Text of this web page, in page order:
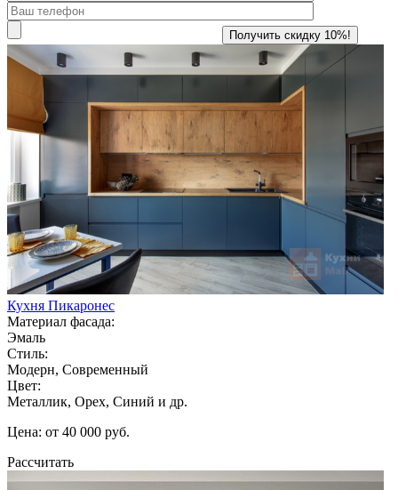
Кухня Пикаронес
Материал фасада:
Эмаль
Стиль:
Модерн, Современный
Цвет:
Металлик, Орех, Синий и др.
Цена: от 40 000 руб.
Рассчитать